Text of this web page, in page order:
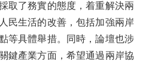
取了務實的態度，着重解決兩
民生活的改善，包括加強兩岸
等具體舉措。同時，論壇也涉
鍵產業方面，希望通過兩岸協